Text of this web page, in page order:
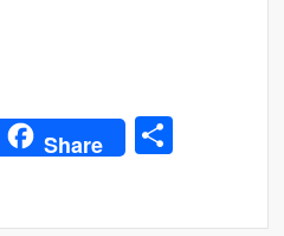
Share